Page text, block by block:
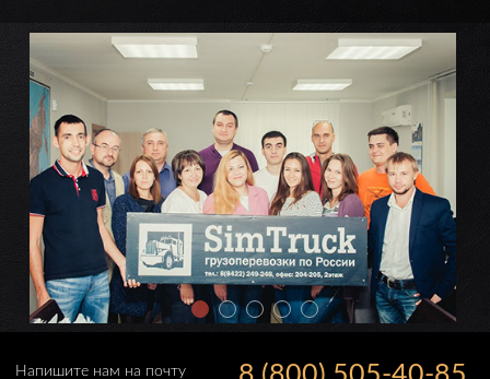
Напишите нам на почту